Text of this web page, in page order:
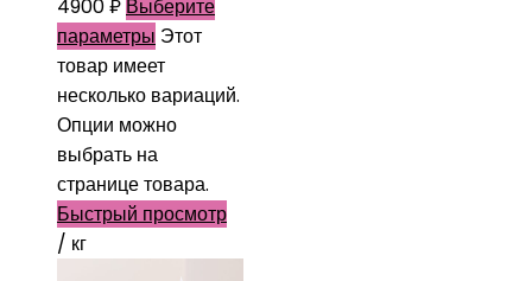
4900₽ Выберите
параметры Этот
товар имеет
несколько вариаций.
Опции можно
выбрать на
странице товара.
Быстрый просмотр
/ кг